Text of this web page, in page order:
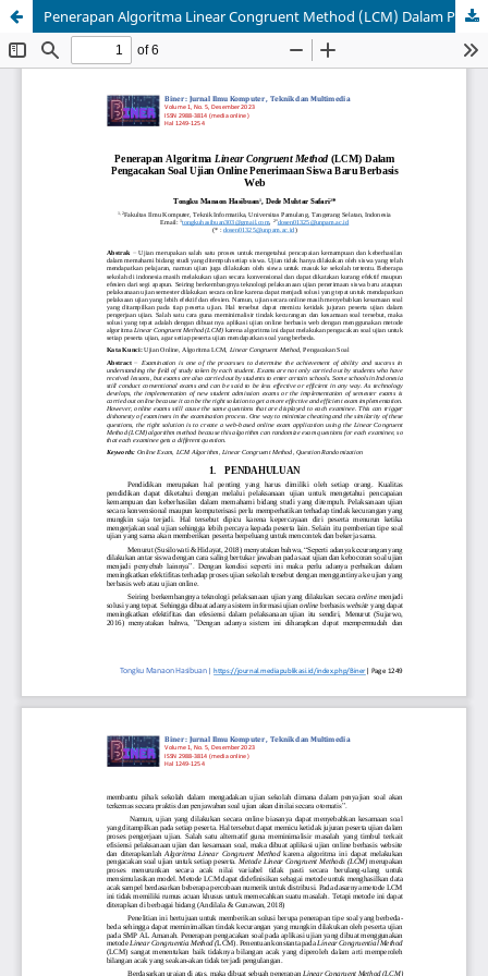
Penerapan Algoritma Linear Congruent Method (LCM) Dalam Pengacakan Soal Ujian Online Penerimaan Siswa Baru Berbasis Web